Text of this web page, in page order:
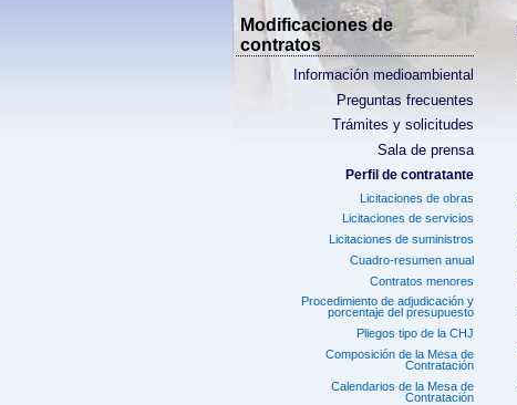
Modificaciones de
contratos
Información medioambiental
Preguntas frecuentes
Trámites y solicitudes
Sala de prensa
Perfil de contratante
Licitaciones de obras
Licitaciones de servicios
Licitaciones de suministros
Cuadro-resumen anual
Contratos menores
Procedimiento de adjudicación y
porcentaje del presupuesto
Pliegos tipo de la CHJ
Composición de la Mesa de
Contratación
Calendarios de la Mesa de
Contratación